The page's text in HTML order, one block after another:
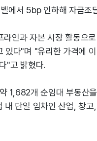
에서 5bp 인하해 자금조
인과 자본 시장 활동으
있다"며 "유리한 가격에
"고 밝혔다.
1,682개 순임대 부동산
내 단일 임차인 산업, 창